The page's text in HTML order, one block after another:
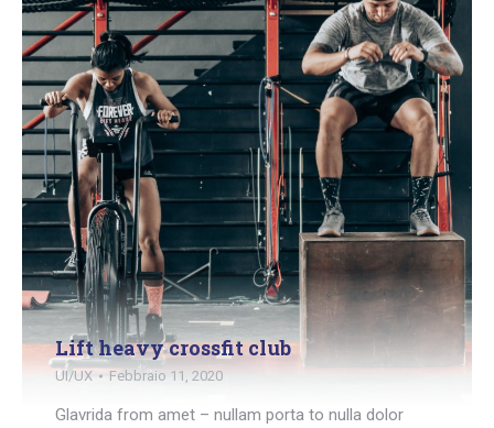
Lift heavy crossfit club
UI/UX Febbraio 11, 2020
Glavrida from amet – nullam porta to nulla dolor